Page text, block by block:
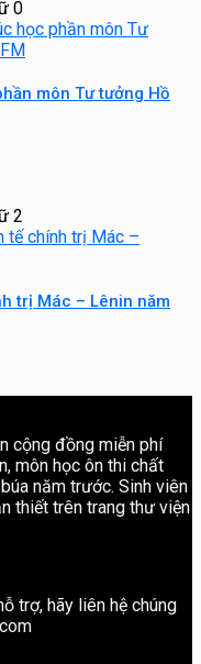
0
môn Tư tưởng Hồ
2
trị Mác – Lênin năm
cộng đồng miễn phí
môn học ôn thi chất
năm trước. Sinh viên
thiết trên trang thư viện
trợ, hãy liên hệ chúng